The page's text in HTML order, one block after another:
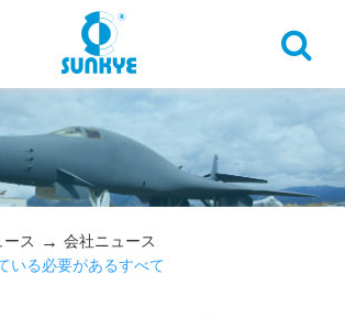
ース
会社ニュース
いる必要があるすべて